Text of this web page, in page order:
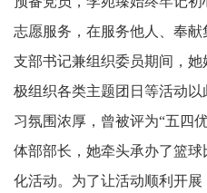
志愿服务，在服务他人、奉
支部书记兼组织委员期间，
极组织各类主题团日等活动
习氛围浓厚，曾被评为“五四
体部部长，她牵头承办了篮
化活动。为了让活动顺利开